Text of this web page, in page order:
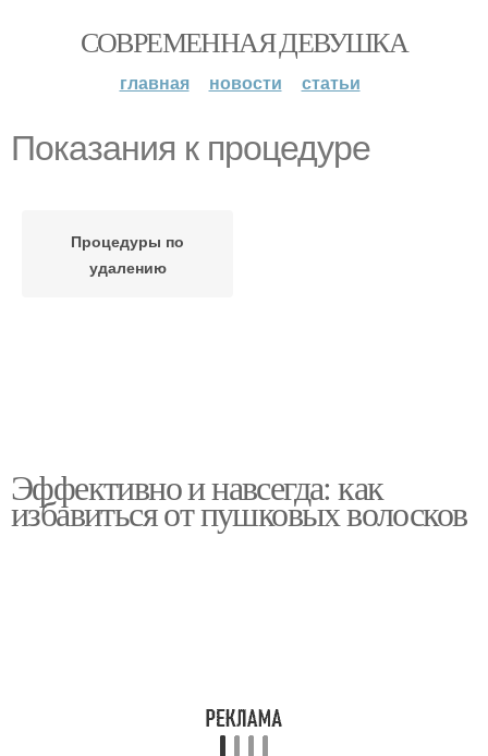
СОВРЕМЕННАЯ ДЕВУШКА
главная новости статьи
Показания к процедуре
Процедуры по
удалению
Эффективно и навсегда: как
избавиться от пушковых волосков